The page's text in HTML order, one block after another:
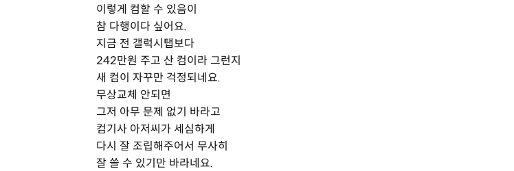
이렇게 컴할 수 있음이
참 다행이다 싶어요.
지금 전 갤럭시탭보다
242만원 주고 산 컴이라 그런지
새 컴이 자꾸만 걱정되네요.
무상교체 안되면
그저 아무 문제 없기 바라고
컴기사 아저씨가 세심하게
다시 잘 조립해주어서 무사히
잘 쓸 수 있기만 바라네요.